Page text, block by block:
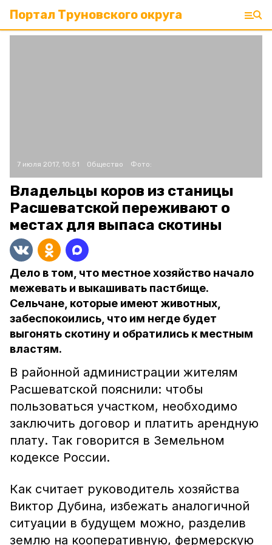
Портал Труновского округа
7 июля 2017, 10:51 Общество Фото:
Владельцы коров из станицы
Расшеватской переживают о
местах для выпаса скотины
Дело в том, что местное хозяйство начало
межевать и выкашивать пастбище.
Сельчане, которые имеют животных,
забеспокоились, что им негде будет
выгонять скотину и обратились к местным
властям.
В районной администрации жителям
Расшеватской пояснили: чтобы
пользоваться участком, необходимо
заключить договор и платить арендную
плату. Так говорится в Земельном
кодексе России.
Как считает руководитель хозяйства
Виктор Дубина, избежать аналогичной
ситуации в будущем можно, разделив
землю на кооперативную, фермерскую